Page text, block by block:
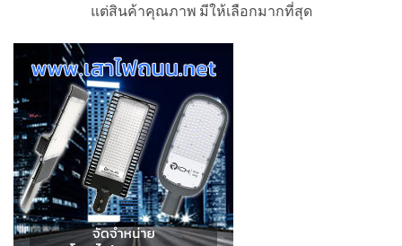
แต่สินค้าคุณภาพ มีให้เลือกมากที่สุด